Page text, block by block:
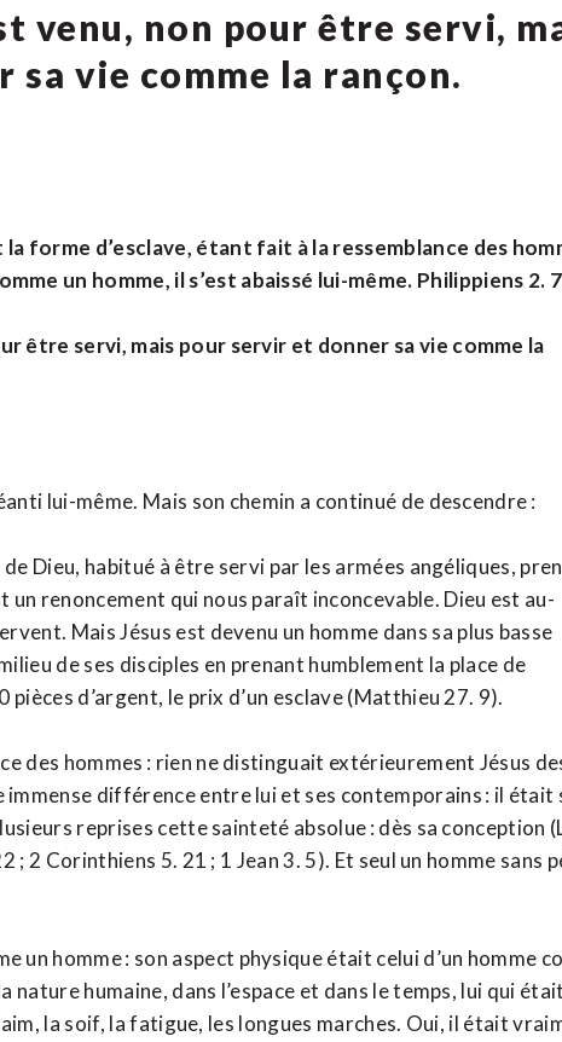
venu, non pour être servi,
vie comme la rançon.
forme d’esclave, étant fait à la ressemblance des
un homme, il s’est abaissé lui-même. Philippiens 2.
être servi, mais pour servir et donner sa vie comme la
lui-même. Mais son chemin a continué de descendre :
Dieu, habitué à être servi par les armées angéliques,
un renoncement qui nous paraît inconcevable. Dieu est au-
Mais Jésus est devenu un homme dans sa plus basse
de ses disciples en prenant humblement la place de
d’argent, le prix d’un esclave (Matthieu 27. 9).
des hommes : rien ne distinguait extérieurement Jésus
différence entre lui et ses contemporains : il était
reprises cette sainteté absolue : dès sa conception
2 Corinthiens 5. 21 ; 1 Jean 3. 5). Et seul un homme sans
un homme : son aspect physique était celui d’un homme
nature humaine, dans l’espace et dans le temps, lui qui
la soif, la fatigue, les longues marches. Oui, il était